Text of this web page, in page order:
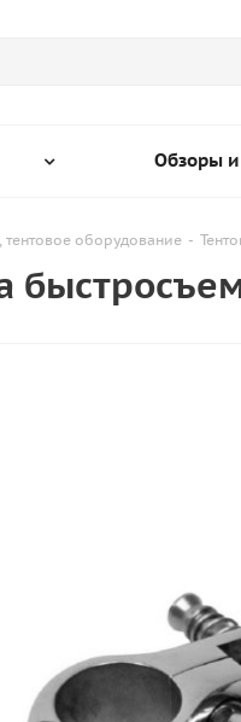
Обзоры
тентовое оборудование -